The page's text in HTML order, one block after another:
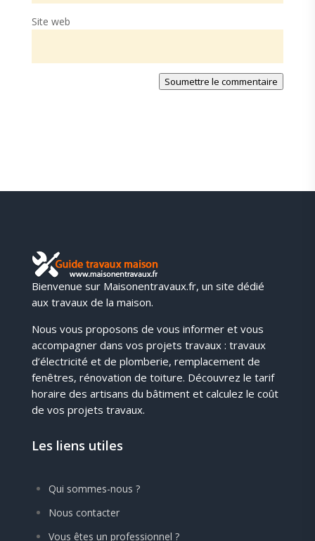
Site web
Soumettre le commentaire
Bienvenue sur Maisonentravaux.fr, un site dédié
aux travaux de la maison.
Nous vous proposons de vous informer et vous
accompagner dans vos projets travaux : travaux
d’électricité et de plomberie, remplacement de
fenêtres, rénovation de toiture. Découvrez le tarif
horaire des artisans du bâtiment et calculez le coût
de vos projets travaux.
Les liens utiles
Qui sommes-nous ?
Nous contacter
Vous êtes un professionnel ?